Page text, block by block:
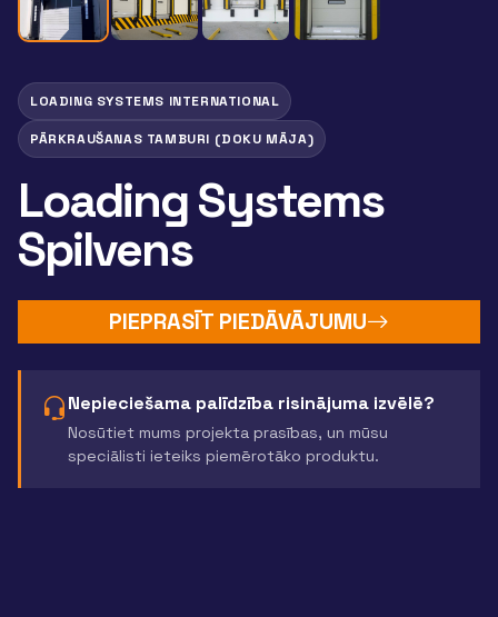
LOADING SYSTEMS INTERNATIONAL
PĀRKRAUŠANAS TAMBURI (DOKU MĀJA)
Loading Systems
Spilvens
PIEPRASĪT PIEDĀVĀJUMU
Nepieciešama palīdzība risinājuma izvēlē?
Nosūtiet mums projekta prasības, un mūsu
speciālisti ieteiks piemērotāko produktu.